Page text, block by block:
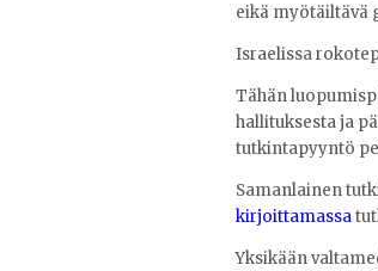
eikä myötäiltävä
Israelissa
Tähän
hallituksesta ja
tutkintapyyntö
Samanlainen
kirjoittamassa
Yksikään